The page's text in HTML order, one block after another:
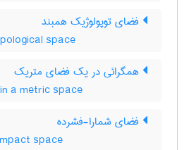
فضای توپولوژیک همبند
space
همگرائی در یک فضای متریک
a metric space
فضای شمارا-فشرده
space